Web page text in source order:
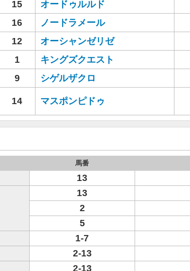
15 オードゥルルド
16 ノードラメール
12 オーシャンゼリゼ
1 キングズクエスト
9 シゲルザクロ
14 マスポンピドゥ
馬番
13
13
2
5
1-7
2-13
2-13